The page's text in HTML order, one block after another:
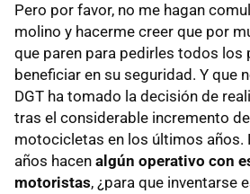
Pero por favor, no me hagan
molino y hacerme creer que por
que paren para pedirles todos los
beneficiar en su seguridad. Y que
DGT ha tomado la decisión de
tras el considerable incremento
motocicletas en los últimos años.
años hacen algún operativo con
motoristas, ¿para que inventarse